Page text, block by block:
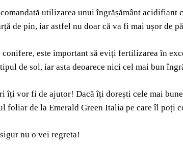
utilizarea unui îngrășământ acidifiant
de pin, iar astfel nu doar că va fi mai ușor de
este important să eviți fertilizarea în
de sol, iar asta deoarece nici cel mai bun
îți vor fi de ajutor! Dacă îți dorești cele mai
foliar de la Emerald Green Italia pe care îl poți
nu o vei regreta!